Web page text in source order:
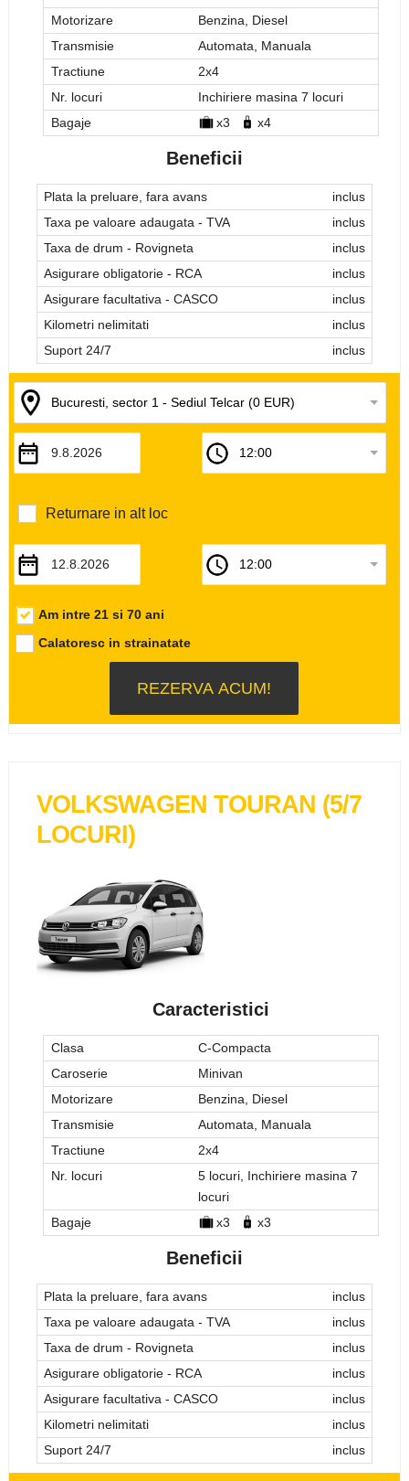
Motorizare
Benzina, Diesel
Transmisie
Automata, Manuala
Tractiune
2x4
Nr. locuri
Inchiriere masina 7 locuri
Bagaje
x3 x4
Beneficii
Plata la preluare, fara avans
inclus
Taxa pe valoare adaugata - TVA
inclus
Taxa de drum - Rovigneta
inclus
Asigurare obligatorie - RCA
inclus
Asigurare facultativa - CASCO
inclus
Kilometri nelimitati
inclus
Suport 24/7
inclus
Returnare in alt loc
Am intre 21 si 70 ani
Calatoresc in strainatate
VOLKSWAGEN TOURAN (5/7
LOCURI)
Caracteristici
Clasa
C-Compacta
Caroserie
Minivan
Motorizare
Benzina, Diesel
Transmisie
Automata, Manuala
Tractiune
2x4
Nr. locuri
5 locuri, Inchiriere masina 7
locuri
Bagaje
x3 x3
Beneficii
Plata la preluare, fara avans
inclus
Taxa pe valoare adaugata - TVA
inclus
Taxa de drum - Rovigneta
inclus
Asigurare obligatorie - RCA
inclus
Asigurare facultativa - CASCO
inclus
Kilometri nelimitati
inclus
Suport 24/7
inclus